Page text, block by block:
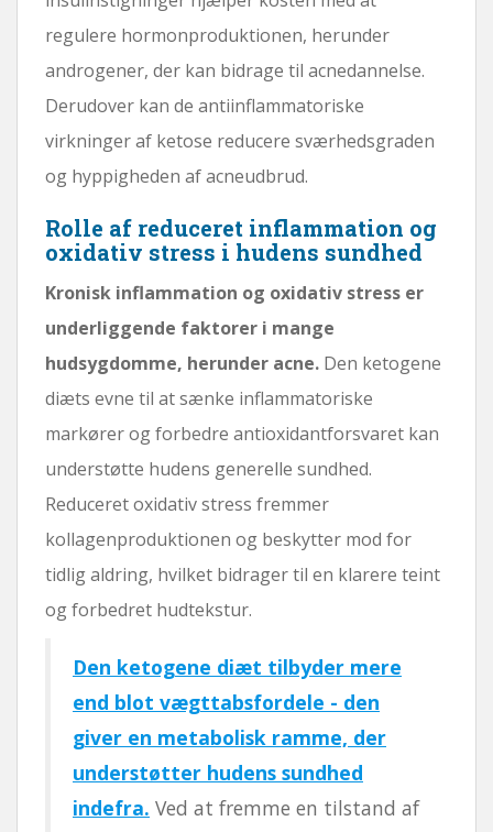
regulere hormonproduktionen, herunder
androgener, der kan bidrage til acnedannelse.
Derudover kan de antiinflammatoriske
virkninger af ketose reducere sværhedsgraden
og hyppigheden af ​​acneudbrud.
Rolle af reduceret inflammation og
oxidativ stress i hudens sundhed
Kronisk inflammation og oxidativ stress er
underliggende faktorer i mange
hudsygdomme, herunder acne. Den ketogene
diæts evne til at sænke inflammatoriske
markører og forbedre antioxidantforsvaret kan
understøtte hudens generelle sundhed.
Reduceret oxidativ stress fremmer
kollagenproduktionen og beskytter mod for
tidlig aldring, hvilket bidrager til en klarere teint
og forbedret hudtekstur.
Den ketogene diæt tilbyder mere
end blot vægttabsfordele - den
giver en metabolisk ramme, der
understøtter hudens sundhed
indefra. Ved at fremme en tilstand af